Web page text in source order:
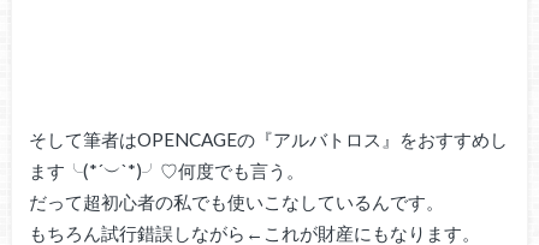
そして筆者はOPENCAGEの『アルバトロス』をおすすめし
ます╰(*´︶`*)╯♡何度でも言う。
だって超初心者の私でも使いこなしているんです。
もちろん試行錯誤しながら←これが財産にもなります。